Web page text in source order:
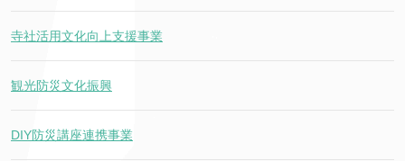
寺社活用文化向上支援事業
観光防災文化振興
DIY防災講座連携事業